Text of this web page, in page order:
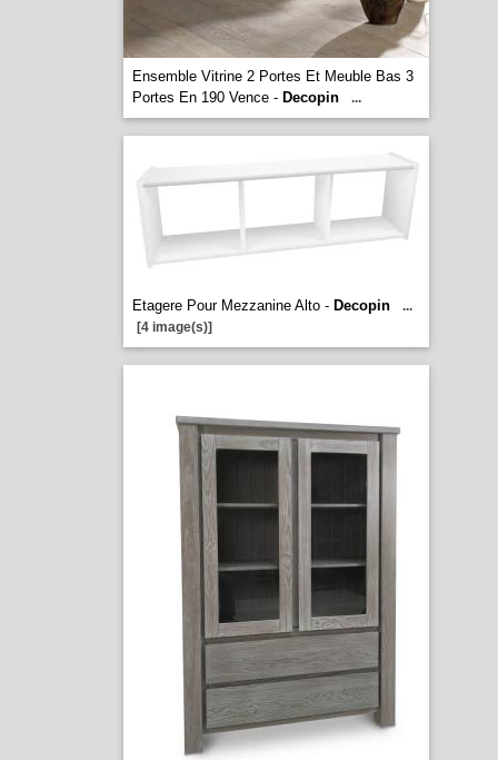
Ensemble Vitrine 2 Portes Et Meuble Bas 3
Portes En 190 Vence - Decopin ...
Etagere Pour Mezzanine Alto - Decopin
...
[4 image(s)]